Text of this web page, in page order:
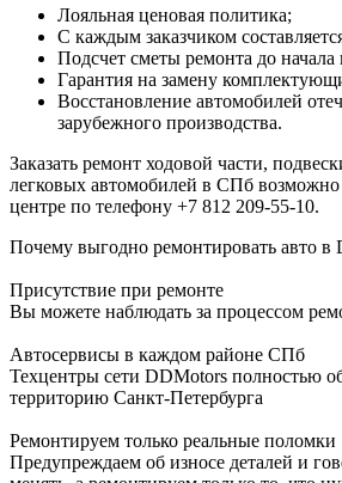
Лояльная ценовая политика;
С каждым заказчиком
Подсчет сметы ремонта до начала
Гарантия на замену
Восстановление автомобилей
зарубежного производства.
Заказать ремонт ходовой части,
легковых автомобилей в СПб
центре по телефону +7 812 209-55-10.
Почему выгодно ремонтировать авто в
Присутствие при ремонте
Вы можете наблюдать за процессом
Автосервисы в каждом районе СПб
Техцентры сети DDMotors полностью
территорию Санкт-Петербурга
Ремонтируем только реальные поломки
Предупреждаем об износе деталей и